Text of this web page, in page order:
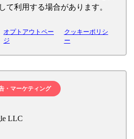
て利用する場合があります。
オプトアウトペー
ジ
クッキーポリシ
ー
・マーケティング
LLC